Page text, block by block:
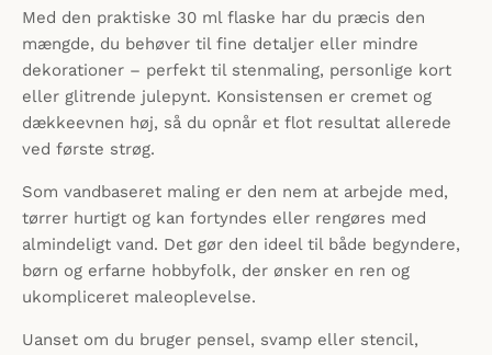
Med den praktiske 30 ml flaske har du præcis den
mængde, du behøver til fine detaljer eller mindre
dekorationer – perfekt til stenmaling, personlige kort
eller glitrende julepynt. Konsistensen er cremet og
dækkeevnen høj, så du opnår et flot resultat allerede
ved første strøg.
Som vandbaseret maling er den nem at arbejde med,
tørrer hurtigt og kan fortyndes eller rengøres med
almindeligt vand. Det gør den ideel til både begyndere,
børn og erfarne hobbyfolk, der ønsker en ren og
ukompliceret maleoplevelse.
Uanset om du bruger pensel, svamp eller stencil,